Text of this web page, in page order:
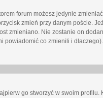
forum możesz jedynie
zmień przy danym poście.
zmieniano. Nie zostanie on
powiadomić co zmienili i
go stworzyć w swoim